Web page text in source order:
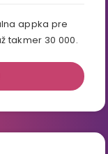
appka pre
takmer 30 000.